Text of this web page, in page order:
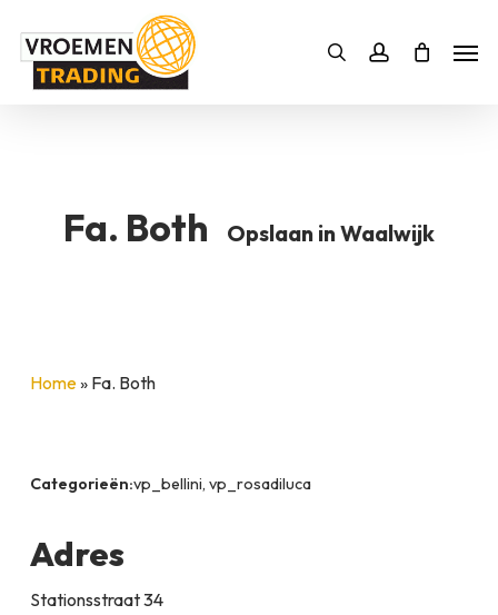
Zoekenaccount
Bestelling SLUITEN
Fa. Both Opslaan in Waalwijk
Home» Fa. Both
Categorieën:vp_bellini, vp_rosadiluca
Adres
Stationsstraat 34